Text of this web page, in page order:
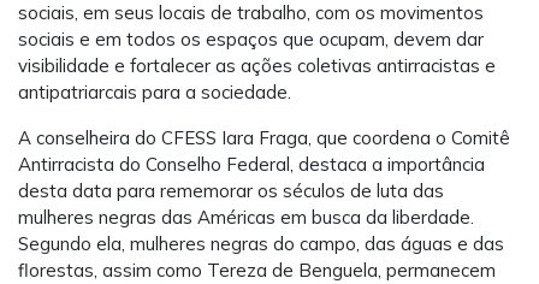
sociais, em seus locais de trabalho, com os movimentos
sociais e em todos os espaços que ocupam, devem dar
visibilidade e fortalecer as ações coletivas antirracistas e
antipatriarcais para a sociedade.
A conselheira do CFESS Iara Fraga, que coordena o Comitê
Antirracista do Conselho Federal, destaca a importância
desta data para rememorar os séculos de luta das
mulheres negras das Américas em busca da liberdade.
Segundo ela, mulheres negras do campo, das águas e das
florestas, assim como Tereza de Benguela, permanecem